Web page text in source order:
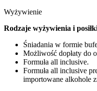
Wyżywienie
Rodzaje wyżywienia i
Śniadania w formie
Możliwość dopłaty do
Formuła all inclusive.
Formuła all inclusive
importowane alkohole